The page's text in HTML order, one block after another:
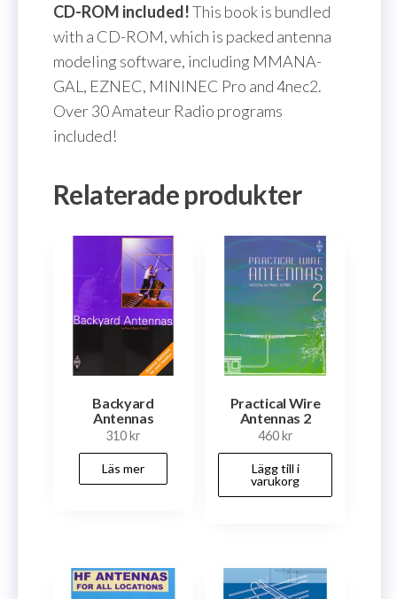
CD-ROM included!This book is bundled
with a CD-ROM, which is packed antenna
modeling software, including MMANA-
GAL, EZNEC, MININEC Pro and 4nec2.
Over 30 Amateur Radio programs
included!
Relaterade produkter
Backyard
Antennas
310kr
Läs mer
Practical Wire
Antennas 2
460kr
Lägg till i
varukorg